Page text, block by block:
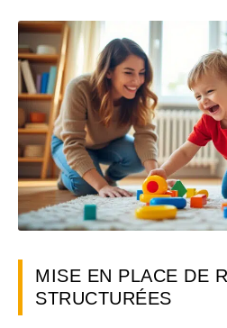
MISE EN PLACE DE
STRUCTURÉES